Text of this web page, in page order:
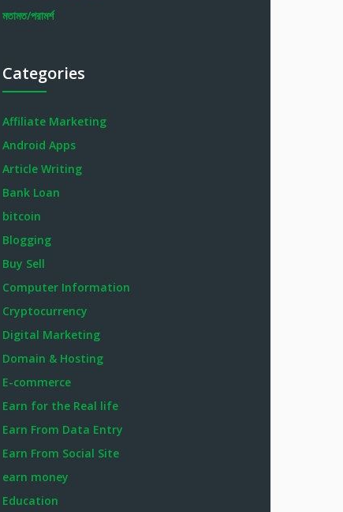
মতামত/পরামর্শ
Categories
Affiliate Marketing
Android Apps
Article Writing
Bank Loan
bitcoin
Blogging
Buy Sell
Computer Information
Cryptocurrency
Digital Marketing
Domain & Hosting
E-commerce
Earn for the Real life
Earn From Data Entry
Earn From Social Site
earn money
Education